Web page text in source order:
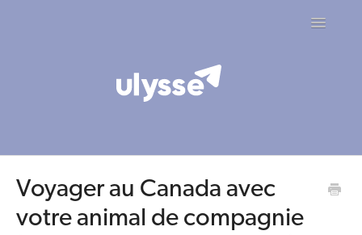
Toggle
Voyager au Canada avec
votre animal de compagnie